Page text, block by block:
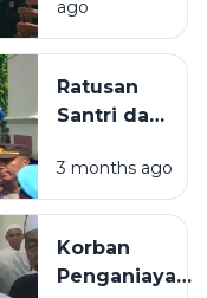
Gelang
Elektronik
Didenda
Rp6 Juta
Sidang
Tindak
Ringan
ago
Ratusan
Santri dan
Demo PN
Sampang,
Terdakwa
Penganiaya
3 months ago
Korban
Penganiayaan